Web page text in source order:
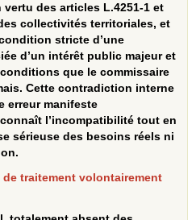
des articles L.4251‑1 et
collectivités territoriales, et
stricte d’une
d’un intérêt public majeur et
que le commissaire
Cette contradiction interne
erreur manifeste
l’incompatibilité tout en
sérieuse des besoins réels ni
traitement volontairement